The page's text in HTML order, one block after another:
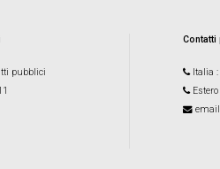
pubblici
Italia
Estero
email